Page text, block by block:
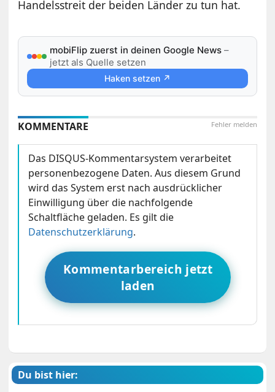
Handelsstreit der beiden Länder zu tun hat.
mobiFlip zuerst in deinen Google News –
jetzt als Quelle setzen
Haken setzen ↗
Fehler melden
KOMMENTARE
Das DISQUS-Kommentarsystem verarbeitet
personenbezogene Daten. Aus diesem Grund
wird das System erst nach ausdrücklicher
Einwilligung über die nachfolgende
Schaltfläche geladen. Es gilt die
Datenschutzerklärung.
Kommentarbereich jetzt
laden
Du bist hier: